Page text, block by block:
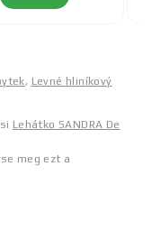
, Levné hliníkový
Lehátko SANDRA De
meg ezt a